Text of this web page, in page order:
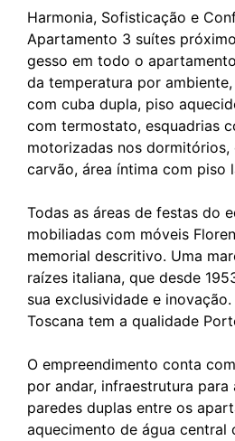
Harmonia, Sofisticação e
Apartamento 3 suítes
gesso em todo o
da temperatura por
com cuba dupla, piso
com termostato, esquadrias
motorizadas nos dormitórios,
carvão, área íntima com piso
Todas as áreas de festas do
mobiliadas com móveis
memorial descritivo. Uma
raízes italiana, que desde
sua exclusividade e
Toscana tem a qualidade
O empreendimento conta
por andar, infraestrutura para
paredes duplas entre os
aquecimento de água central